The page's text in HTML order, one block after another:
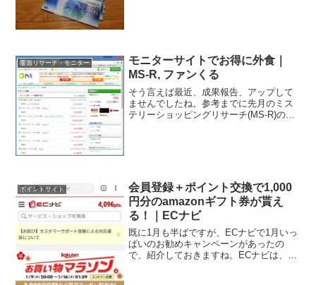
覆面リサーチ・モニター
モニターサイトでお得に外食｜
MS-R, ファンくる
そう言えば最近、成果報告、アップして
ませんでしたね。参考までに先月のミス
テリーショッピングリサーチ(MS-R)の成
ポイントサイト
会員登録＋ポイント交換で1,000
円分のamazonギフト券が貰え
る！｜ECナビ
既に1月も半ばですが、ECナビで1月いっ
ぱいのお勧めキャンペーンがあったの
で、紹介しておきますね。ECナビは、こ